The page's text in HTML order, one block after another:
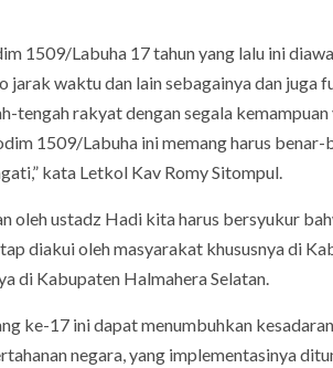
1509/Labuha 17 tahun yang lalu ini
waktu dan lain sebagainya dan juga
rakyat dengan segala kemampuan
1509/Labuha ini memang harus benar-
kata Letkol Kav Romy Sitompul.
oleh ustadz Hadi kita harus bersyukur
diakui oleh masyarakat khususnya di
di Kabupaten Halmahera Selatan.
ke-17 ini dapat menumbuhkan
negara, yang implementasinya